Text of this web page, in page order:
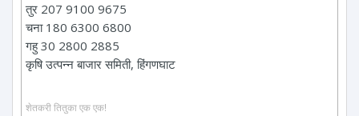
तुर 207 9100 9675
चना 180 6300 6800
गहु 30 2800 2885
कृषि उत्पन्न बाजार समिती, हिंगणघाट
शेतकरी तितुका एक एक!